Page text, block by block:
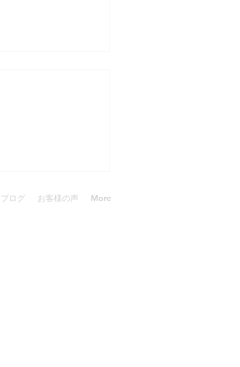
ブログ お客様の声 More